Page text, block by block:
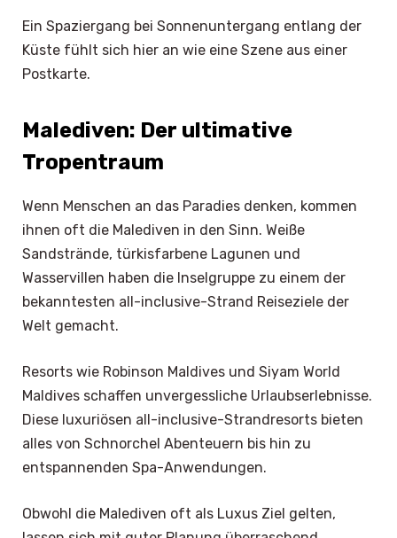
Ein Spaziergang bei Sonnenuntergang entlang der
Küste fühlt sich hier an wie eine Szene aus einer
Postkarte.
Malediven: Der ultimative
Tropentraum
Wenn Menschen an das Paradies denken, kommen
ihnen oft die Malediven in den Sinn. Weiße
Sandstrände, türkisfarbene Lagunen und
Wasservillen haben die Inselgruppe zu einem der
bekanntesten all-inclusive-Strand Reiseziele der
Welt gemacht.
Resorts wie Robinson Maldives und Siyam World
Maldives schaffen unvergessliche Urlaubserlebnisse.
Diese luxuriösen all-inclusive-Strandresorts bieten
alles von Schnorchel Abenteuern bis hin zu
entspannenden Spa-Anwendungen.
Obwohl die Malediven oft als Luxus Ziel gelten,